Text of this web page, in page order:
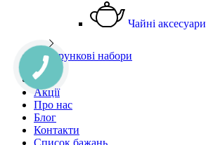
Чайні аксесуари
Подарункові набори
Чай
Акції
Про нас
Блог
Контакти
Список бажань